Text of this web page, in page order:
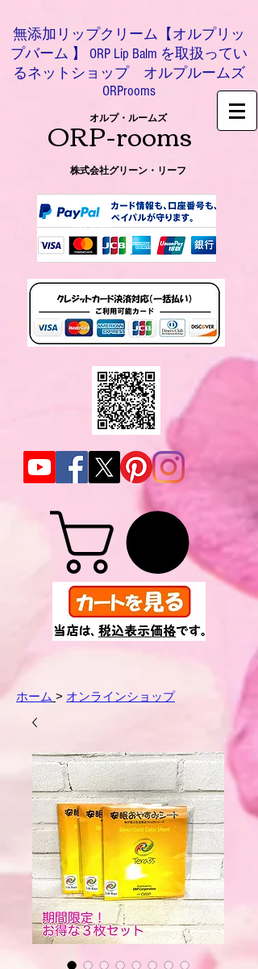
無添加リップクリーム【オルプリッ
プバーム 】 ORP Lip Balm を取扱ってい
るネットショップ オルプルームズ
ORProoms
ORP-rooms
オルプ・ルームズ
株式会社グリーン・リーフ
0466-54-8612
ホーム > オンラインショップ